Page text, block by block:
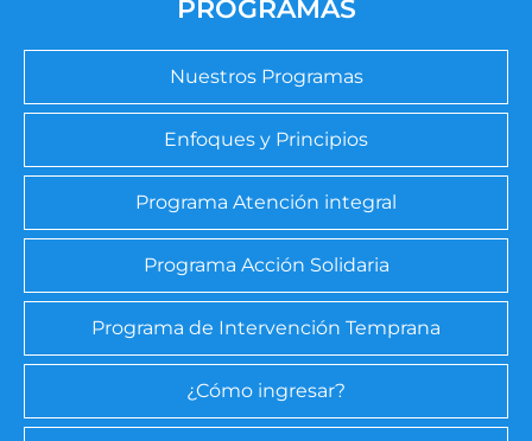
PROGRAMAS
Nuestros Programas
Enfoques y Principios
Programa Atención integral
Programa Acción Solidaria
Programa de Intervención Temprana
¿Cómo ingresar?